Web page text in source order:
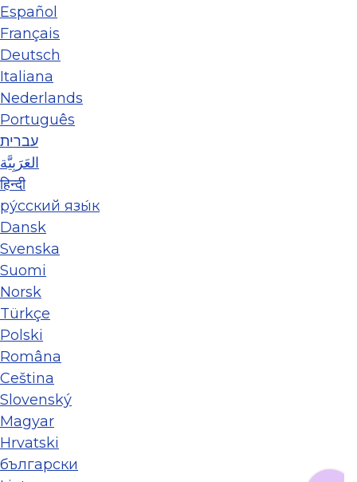
Español
Français
Deutsch
Italiana
Nederlands
Português
עברית
العَرَبِيَّة
हिन्दी
ру́сский язы́к
Dansk
Svenska
Suomi
Norsk
Türkçe
Polski
Româna
Ceština
Slovenský
Magyar
Hrvatski
български